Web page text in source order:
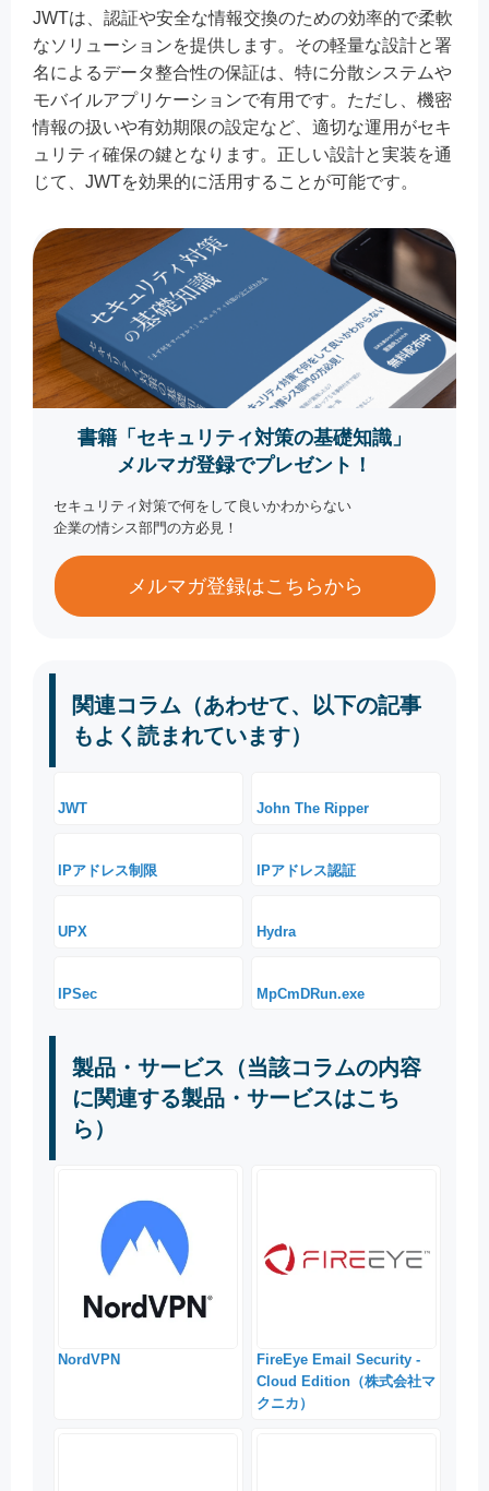
JWTは、認証や安全な情報交換のための効率的で柔軟
なソリューションを提供します。その軽量な設計と署
名によるデータ整合性の保証は、特に分散システムや
モバイルアプリケーションで有用です。ただし、機密
情報の扱いや有効期限の設定など、適切な運用がセキ
ュリティ確保の鍵となります。正しい設計と実装を通
じて、JWTを効果的に活用することが可能です。
書籍「セキュリティ対策の基礎知識」
メルマガ登録でプレゼント！
セキュリティ対策で何をして良いかわからない
企業の情シス部門の方必見！
メルマガ登録はこちらから
関連コラム（あわせて、以下の記事
もよく読まれています）
JWT John The Ripper
IPアドレス制限 IPアドレス認証
UPX Hydra
IPSec MpCmDRun.exe
製品・サービス（当該コラムの内容
に関連する製品・サービスはこち
ら）
NordVPN
FireEye Email Security -
Cloud Edition（株式会社マ
クニカ）